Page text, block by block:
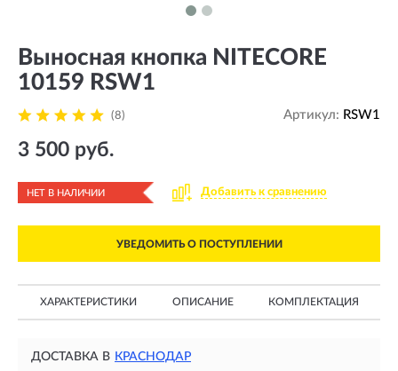
Выносная кнопка NITECORE
10159 RSW1
(8) Артикул: RSW1
3 500 руб.
НЕТ В НАЛИЧИИ Добавить к сравнению
УВЕДОМИТЬ О ПОСТУПЛЕНИИ
ХАРАКТЕРИСТИКИ ОПИСАНИЕ КОМПЛЕКТАЦИЯ
ДОСТАВКА В КРАСНОДАР